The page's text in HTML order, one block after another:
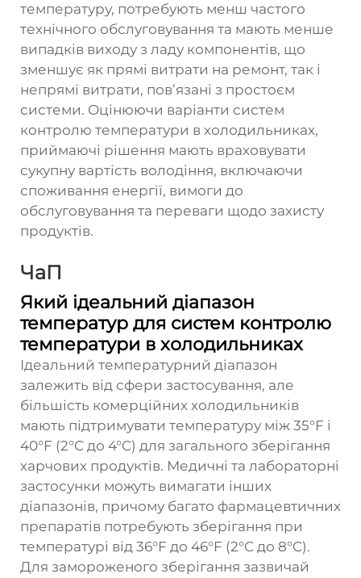
температуру, потребують менш частого
технічного обслуговування та мають менше
випадків виходу з ладу компонентів, що
зменшує як прямі витрати на ремонт, так і
непрямі витрати, пов’язані з простоєм
системи. Оцінюючи варіанти систем
контролю температури в холодильниках,
приймаючі рішення мають враховувати
сукупну вартість володіння, включаючи
споживання енергії, вимоги до
обслуговування та переваги щодо захисту
продуктів.
ЧаП
Який ідеальний діапазон
температур для систем контролю
температури в холодильниках
Ідеальний температурний діапазон
залежить від сфери застосування, але
більшість комерційних холодильників
мають підтримувати температуру між 35°F і
40°F (2°C до 4°C) для загального зберігання
харчових продуктів. Медичні та лабораторні
застосунки можуть вимагати інших
діапазонів, причому багато фармацевтичних
препаратів потребують зберігання при
температурі від 36°F до 46°F (2°C до 8°C).
Для замороженого зберігання зазвичай